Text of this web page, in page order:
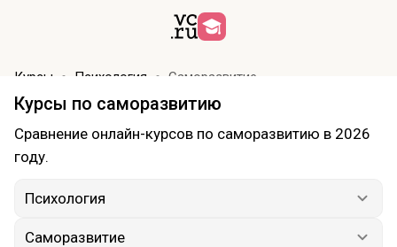
Курсы Психология Саморазвитие
Курсы по саморазвитию
Сравнение онлайн-курсов по саморазвитию в 2026
году.
Психология
Саморазвитие